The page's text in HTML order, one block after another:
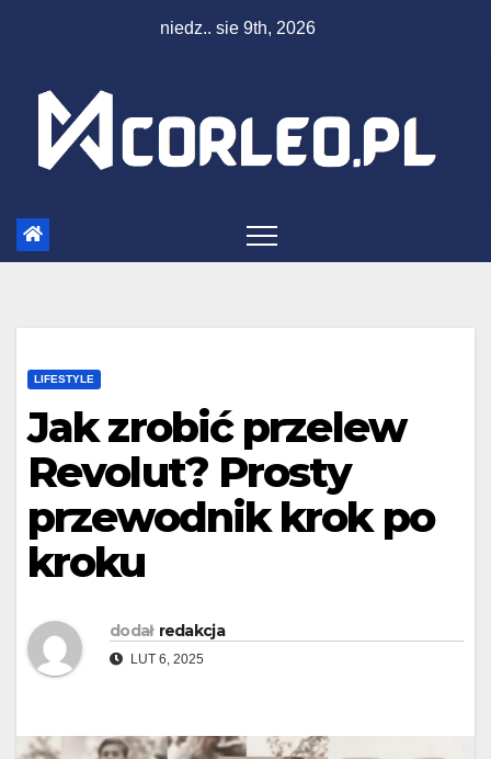
niedz.. sie 9th, 2026
LIFESTYLE
Jak zrobić przelew
Revolut? Prosty
przewodnik krok po
kroku
dodał redakcja
LUT 6, 2025